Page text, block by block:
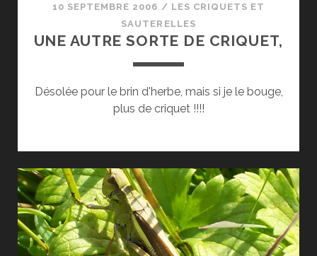
10 SEPTEMBRE 2006 / LES CRIQUETS ET
SAUTERELLES
UNE AUTRE SORTE DE CRIQUET,
Désolée pour le brin d'herbe, mais si je le bouge,
plus de criquet !!!!